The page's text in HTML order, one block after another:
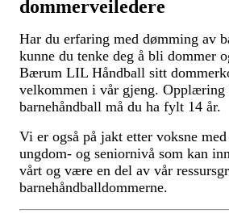
dommerveiledere
Har du erfaring med dømming av
kunne du tenke deg å bli dommer
Bærum LIL Håndball sitt
velkommen i vår gjeng.
barnehåndball må du ha fylt 14 år.
Vi er også på jakt etter voksne
ungdom- og seniornivå som kan
vårt og være en del av vår
barnehåndballdommerne.